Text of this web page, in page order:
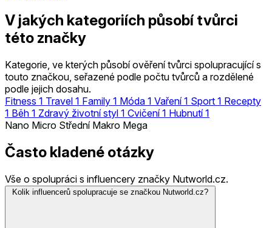
V jakých kategoriích působí tvůrci
této značky
Kategorie, ve kterých působí ověření tvůrci spolupracující s
touto značkou, seřazené podle počtu tvůrců a rozdělené
podle jejich dosahu.
Fitness 1 Travel 1 Family 1 Móda 1 Vaření 1 Sport 1 Recepty
1 Běh 1 Zdravý životní styl 1 Cvičení 1 Hubnutí 1
Nano Micro Střední Makro Mega
Často kladené otázky
Vše o spolupráci s influencery značky Nutworld.cz.
Kolik influencerů spolupracuje se značkou Nutworld.cz?